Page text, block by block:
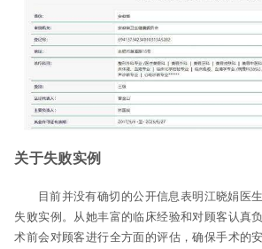
关于失败实例
目前并没有确切的公开信息表明江晓娟医
失败实例。从她丰富的临床经验和对顾客认真
术前会对顾客进行全方面的评估，确保手术的